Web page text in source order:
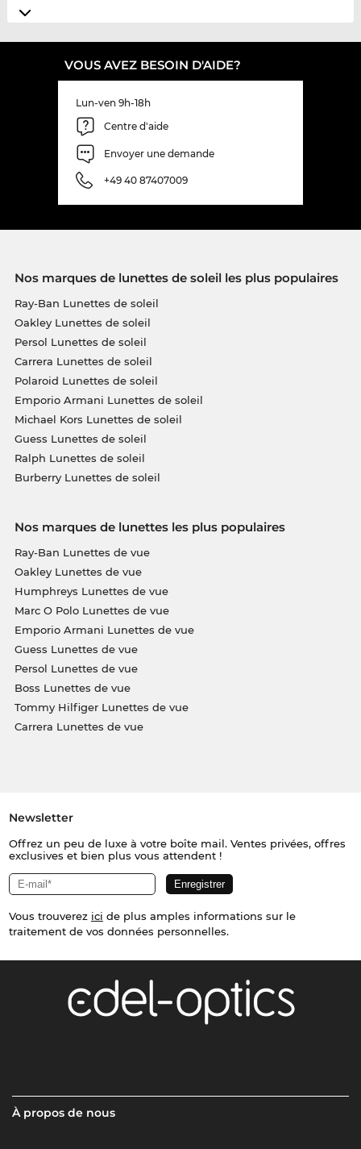
VOUS AVEZ BESOIN D'AIDE?
Lun-ven 9h-18h
Centre d'aide
Envoyer une demande
+49 40 87407009
Nos marques de lunettes de soleil les plus populaires
Ray-Ban Lunettes de soleil
Oakley Lunettes de soleil
Persol Lunettes de soleil
Carrera Lunettes de soleil
Polaroid Lunettes de soleil
Emporio Armani Lunettes de soleil
Michael Kors Lunettes de soleil
Guess Lunettes de soleil
Ralph Lunettes de soleil
Burberry Lunettes de soleil
Nos marques de lunettes les plus populaires
Ray-Ban Lunettes de vue
Oakley Lunettes de vue
Humphreys Lunettes de vue
Marc O Polo Lunettes de vue
Emporio Armani Lunettes de vue
Guess Lunettes de vue
Persol Lunettes de vue
Boss Lunettes de vue
Tommy Hilfiger Lunettes de vue
Carrera Lunettes de vue
Newsletter
Offrez un peu de luxe à votre boîte mail. Ventes privées, offres
exclusives et bien plus vous attendent !
Vous trouverez ici de plus amples informations sur le
traitement de vos données personnelles.
À propos de nous